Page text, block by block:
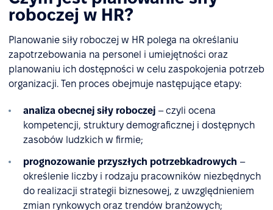
roboczej w HR?
Planowanie siły roboczej w HR polega na określaniu
zapotrzebowania na personel i umiejętności oraz
planowaniu ich dostępności w celu zaspokojenia potrzeb
organizacji. Ten proces obejmuje następujące etapy:
analiza obecnej siły roboczej – czyli ocena
kompetencji, struktury demograficznej i dostępnych
zasobów ludzkich w firmie;
prognozowanie przyszłych potrzebkadrowych –
określenie liczby i rodzaju pracowników niezbędnych
do realizacji strategii biznesowej, z uwzględnieniem
zmian rynkowych oraz trendów branżowych;